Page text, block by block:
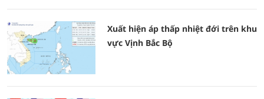
Xuất hiện áp thấp nhiệt đới trên khu
vực Vịnh Bắc Bộ